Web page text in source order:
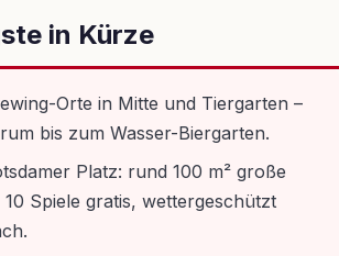
in Kürze
Orte in Mitte und Tiergarten –
bis zum Wasser-Biergarten.
Platz: rund 100 m² große
10 Spiele gratis, wettergeschützt